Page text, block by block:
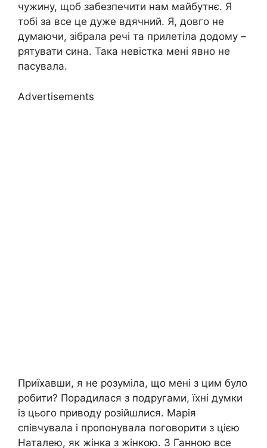
чужину, щоб забезпечити нам майбутнє. Я
тобі за все це дуже вдячний. Я, довго не
думаючи, зібрала речі та прилетіла додому –
рятувати сина. Така невістка мені явно не
пасувала.
Advertisements
Приїхавши, я не розуміла, що мені з цим було
робити? Порадилася з подругами, їхні думки
із цього приводу розійшлися. Марія
співчувала і пропонувала поговорити з цією
Наталею, як жінка з жінкою. З Ганною все